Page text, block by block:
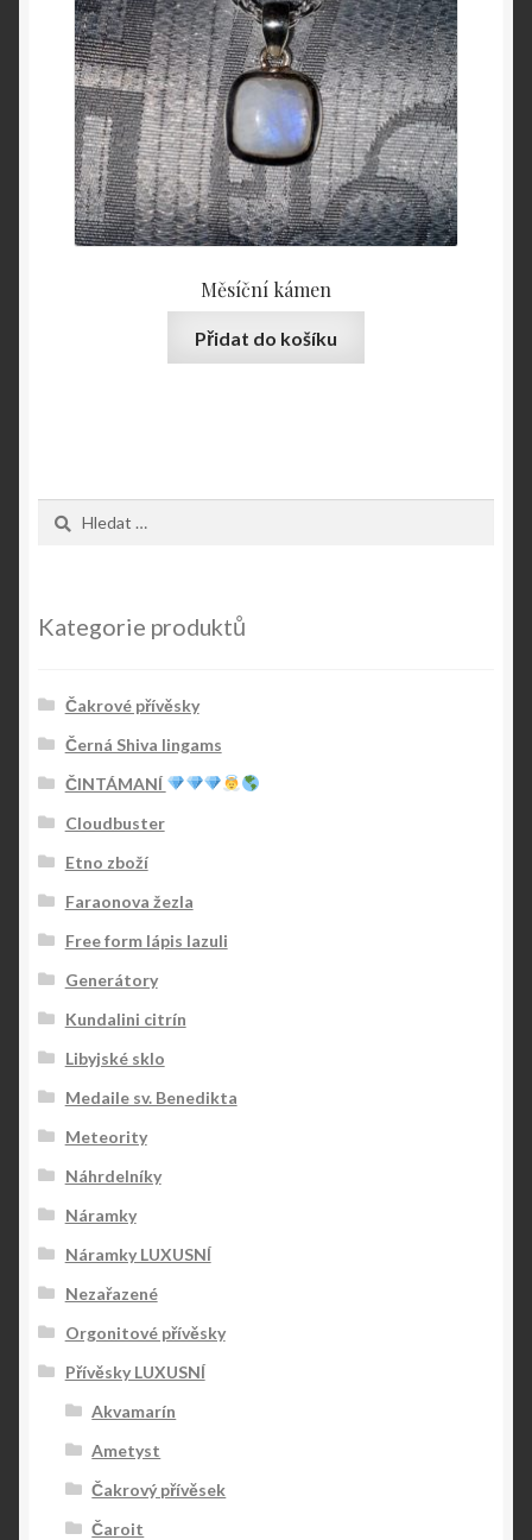
Měsíční kámen
Přidat do košíku
Kategorie produktů
Čakrové přívěsky
Černá Shiva lingams
ČINTÁMANÍ
Cloudbuster
Etno zboží
Faraonova žezla
Free form lápis lazuli
Generátory
Kundalini citrín
Libyjské sklo
Medaile sv. Benedikta
Meteority
Náhrdelníky
Náramky
Náramky LUXUSNÍ
Nezařazené
Orgonitové přívěsky
Přívěsky LUXUSNÍ
Akvamarín
Ametyst
Čakrový přívěsek
Čaroit